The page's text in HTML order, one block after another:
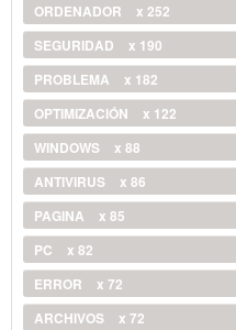
ORDENADOR
x 252
SEGURIDAD
x 190
PROBLEMA
x 182
OPTIMIZACIÓN
x 122
WINDOWS
x 88
ANTIVIRUS
x 86
PAGINA
x 85
PC
x 82
ERROR
x 72
ARCHIVOS
x 72